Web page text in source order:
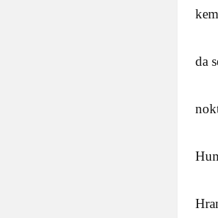
da